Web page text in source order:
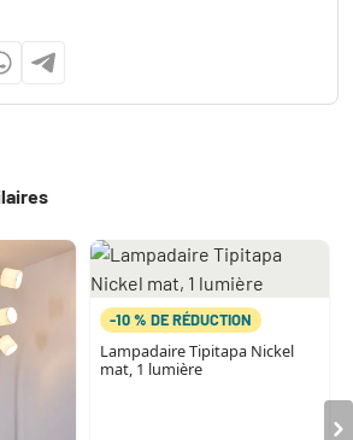
-10 % DE RÉDUCTION
Lampadaire Tipitapa Nickel
mat, 1 lumière